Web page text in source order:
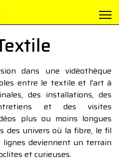
dans une vidéothèque
entre le textile et l’art à
des installations, des
et des visites
plus ou moins longues
des univers où la fibre, le fil
deviennent un terrain
et curieuses.